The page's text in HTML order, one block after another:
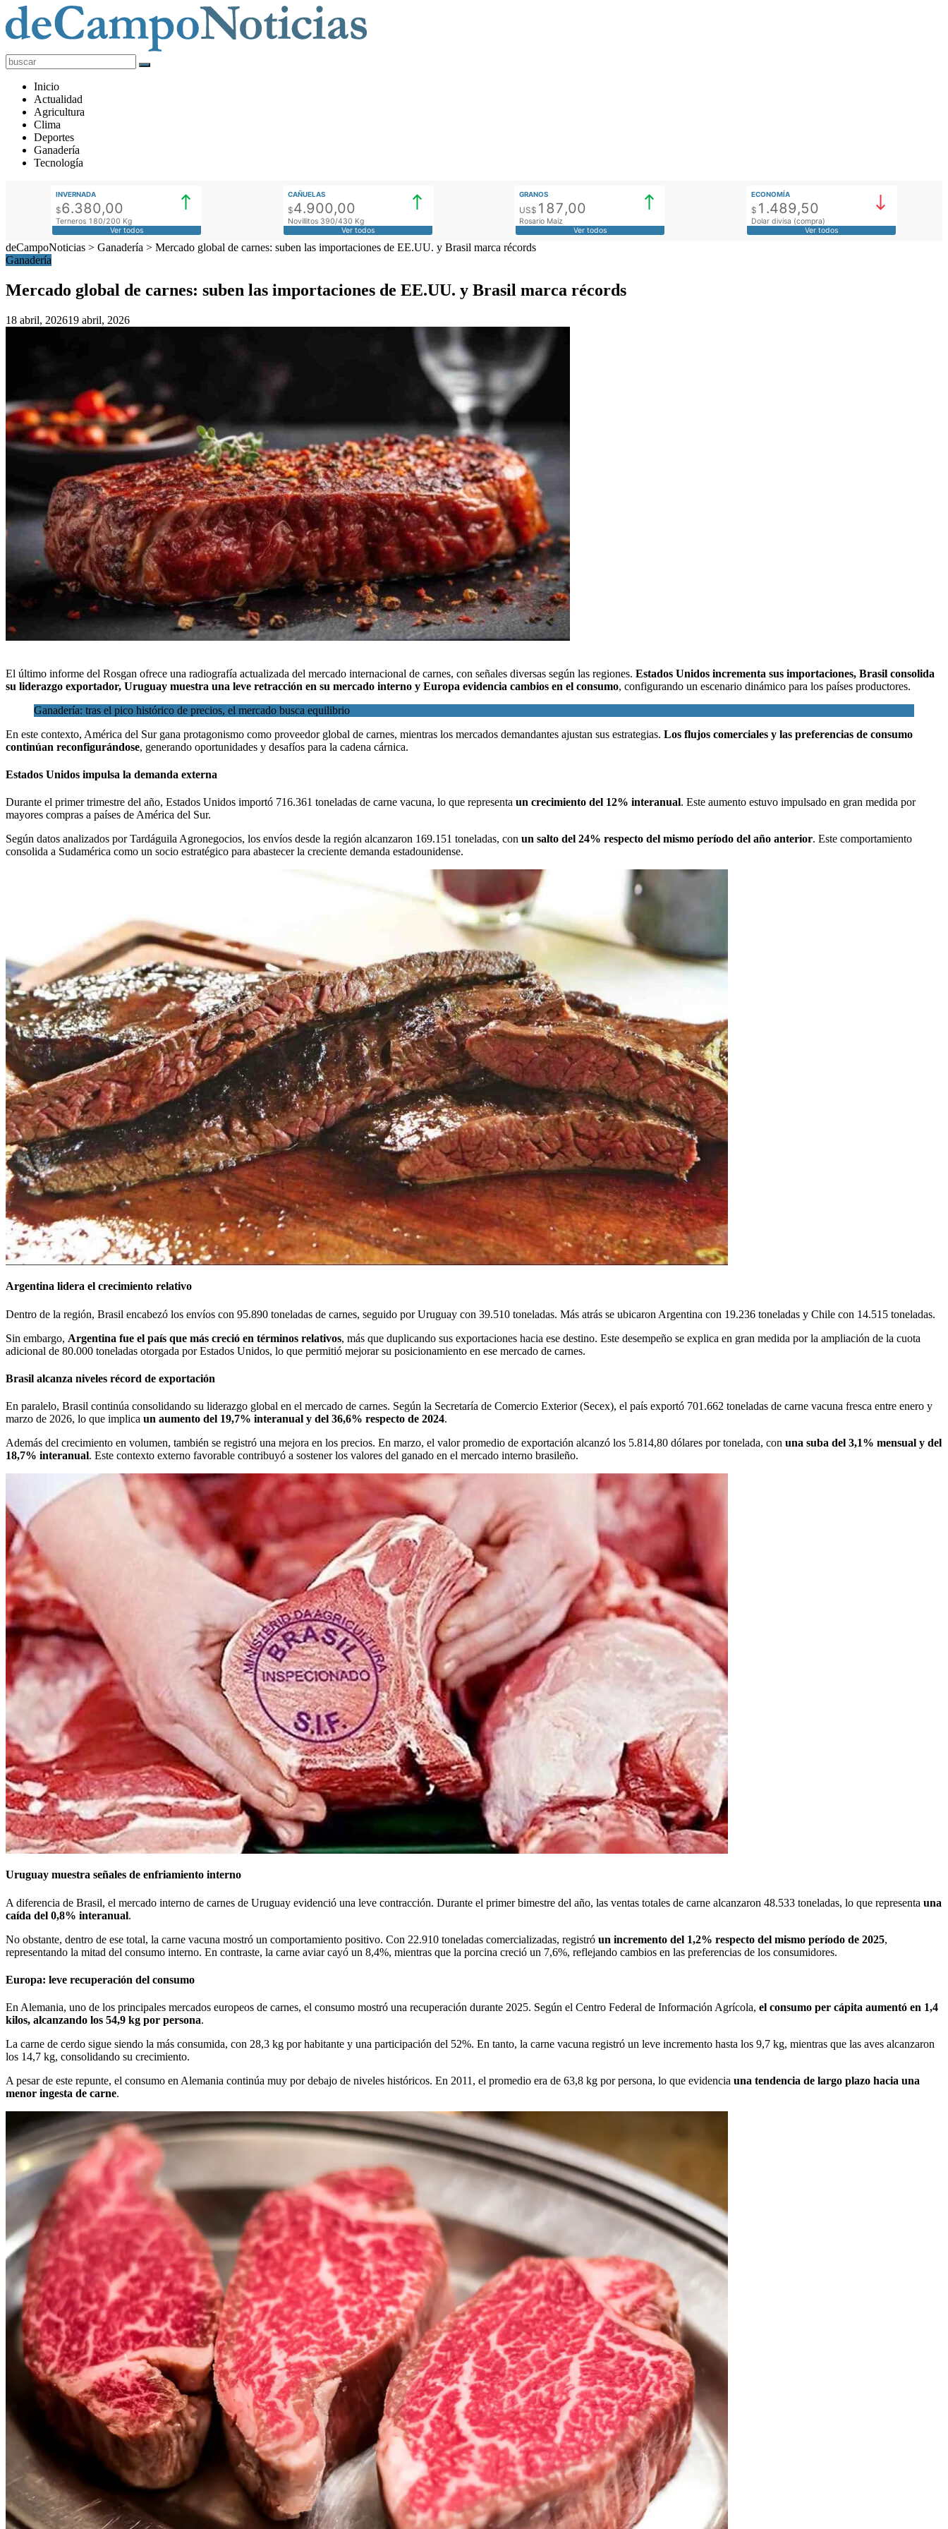
deCampoNoticias
Actualidad
Agropecuaria
Inicio
Actualidad
Agricultura
Clima
Deportes
Ganadería
Tecnología
INVERNADA
$6.380,00
Terneros 180/200 Kg
Ver todos
CAÑUELAS
$4.900,00
Novillitos 390/430 Kg
Ver todos
GRANOS
US$ 187,00
Rosario Maíz
Ver todos
ECONOMÍA
$ 1.489,50
Dolar divisa (compra)
Ver todos
deCampoNoticias > Ganadería > Mercado global de carnes: suben las importaciones de EE.UU. y Brasil marca récords
Ganadería
Mercado global de carnes: suben las importaciones de EE.UU. y Brasil marca récords
18 abril, 202619 abril, 2026
El último informe del Rosgan ofrece una radiografía actualizada del mercado internacional de carnes, con señales diversas según las regiones. Estados Unidos incrementa sus importaciones, Brasil consolida
su liderazgo exportador, Uruguay muestra una leve retracción en su mercado interno y Europa evidencia cambios en el consumo, configurando un escenario dinámico para los países productores.
Ganadería: tras el pico histórico de precios, el mercado busca equilibrio
En este contexto, América del Sur gana protagonismo como proveedor global de carnes, mientras los mercados demandantes ajustan sus estrategias. Los flujos comerciales y las preferencias de consumo
continúan reconfigurándose, generando oportunidades y desafíos para la cadena cárnica.
Estados Unidos impulsa la demanda externa
Durante el primer trimestre del año, Estados Unidos importó 716.361 toneladas de carne vacuna, lo que representa un crecimiento del 12% interanual. Este aumento estuvo impulsado en gran medida por
mayores compras a países de América del Sur.
Según datos analizados por Tardáguila Agronegocios, los envíos desde la región alcanzaron 169.151 toneladas, con un salto del 24% respecto del mismo período del año anterior. Este comportamiento
consolida a Sudamérica como un socio estratégico para abastecer la creciente demanda estadounidense.
Argentina lidera el crecimiento relativo
Dentro de la región, Brasil encabezó los envíos con 95.890 toneladas de carnes, seguido por Uruguay con 39.510 toneladas. Más atrás se ubicaron Argentina con 19.236 toneladas y Chile con 14.515 toneladas.
Sin embargo, Argentina fue el país que más creció en términos relativos, más que duplicando sus exportaciones hacia ese destino. Este desempeño se explica en gran medida por la ampliación de la cuota
adicional de 80.000 toneladas otorgada por Estados Unidos, lo que permitió mejorar su posicionamiento en ese mercado de carnes.
Brasil alcanza niveles récord de exportación
En paralelo, Brasil continúa consolidando su liderazgo global en el mercado de carnes. Según la Secretaría de Comercio Exterior (Secex), el país exportó 701.662 toneladas de carne vacuna fresca entre enero y
marzo de 2026, lo que implica un aumento del 19,7% interanual y del 36,6% respecto de 2024.
Además del crecimiento en volumen, también se registró una mejora en los precios. En marzo, el valor promedio de exportación alcanzó los 5.814,80 dólares por tonelada, con una suba del 3,1% mensual y del
18,7% interanual. Este contexto externo favorable contribuyó a sostener los valores del ganado en el mercado interno brasileño.
Uruguay muestra señales de enfriamiento interno
A diferencia de Brasil, el mercado interno de carnes de Uruguay evidenció una leve contracción. Durante el primer bimestre del año, las ventas totales de carne alcanzaron 48.533 toneladas, lo que representa una
caída del 0,8% interanual.
No obstante, dentro de ese total, la carne vacuna mostró un comportamiento positivo. Con 22.910 toneladas comercializadas, registró un incremento del 1,2% respecto del mismo período de 2025,
representando la mitad del consumo interno. En contraste, la carne aviar cayó un 8,4%, mientras que la porcina creció un 7,6%, reflejando cambios en las preferencias de los consumidores.
Europa: leve recuperación del consumo
En Alemania, uno de los principales mercados europeos de carnes, el consumo mostró una recuperación durante 2025. Según el Centro Federal de Información Agrícola, el consumo per cápita aumentó en 1,4
kilos, alcanzando los 54,9 kg por persona.
La carne de cerdo sigue siendo la más consumida, con 28,3 kg por habitante y una participación del 52%. En tanto, la carne vacuna registró un leve incremento hasta los 9,7 kg, mientras que las aves alcanzaron
los 14,7 kg, consolidando su crecimiento.
A pesar de este repunte, el consumo en Alemania continúa muy por debajo de niveles históricos. En 2011, el promedio era de 63,8 kg por persona, lo que evidencia una tendencia de largo plazo hacia una
menor ingesta de carne.